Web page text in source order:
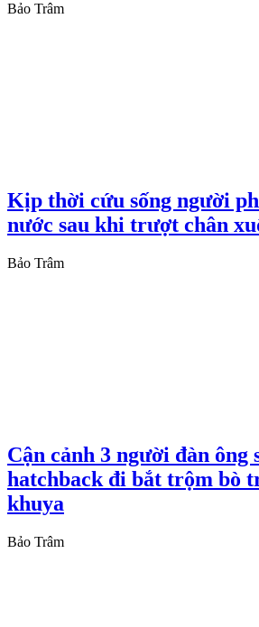
Bảo Trâm
Kịp thời cứu sống người
nước sau khi trượt chân
Bảo Trâm
Cận cảnh 3 người đàn ông
hatchback đi bắt trộm bò
khuya
Bảo Trâm